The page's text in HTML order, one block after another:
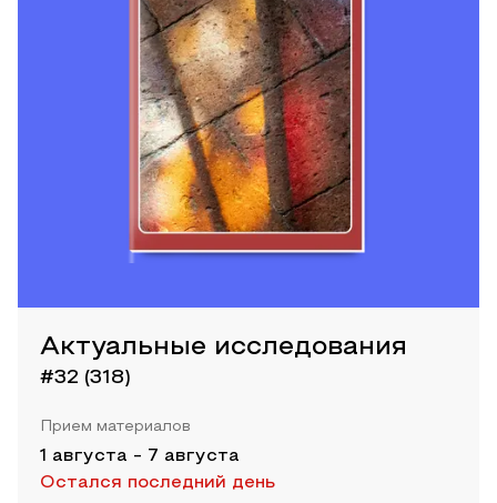
Актуальные исследования
#32 (318)
Прием материалов
1 августа - 7 августа
Остался последний день